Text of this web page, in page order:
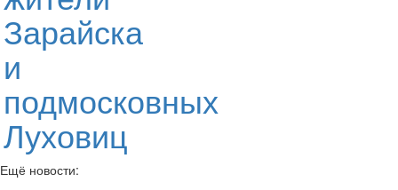
Зарайска
и
подмосковных
Луховиц
Ещё новости: